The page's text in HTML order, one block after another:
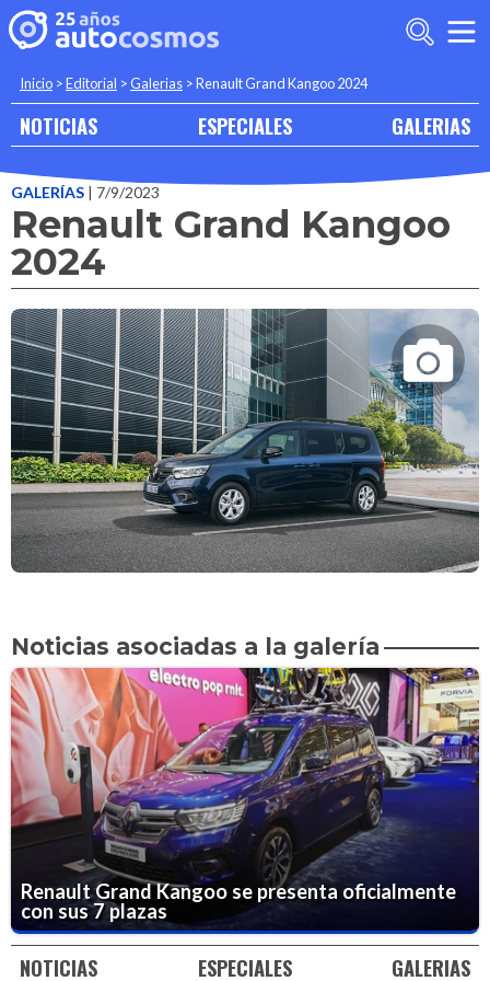
Inicio >Editorial >Galerias >Renault Grand Kangoo 2024
NOTICIAS ESPECIALES GALERIAS
GALERÍAS | 7/9/2023
Renault Grand Kangoo
2024
Noticias asociadas a la galería
Renault Grand Kangoo se presenta oficialmente
con sus 7 plazas
NOTICIAS ESPECIALES GALERIAS